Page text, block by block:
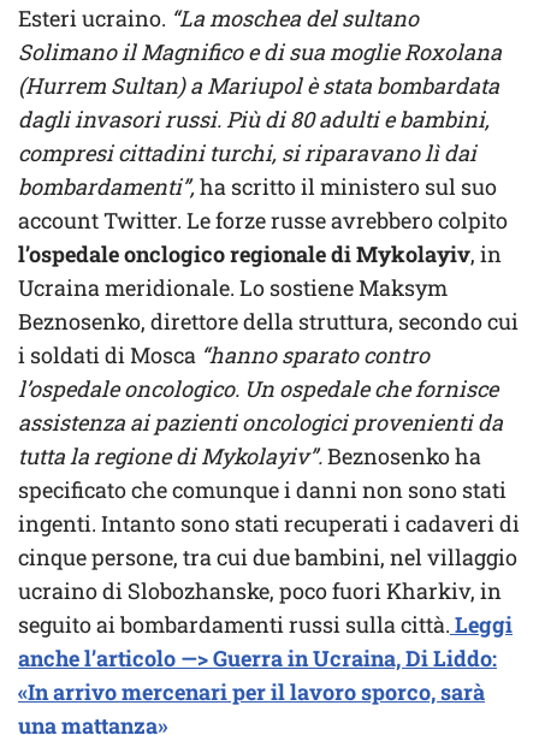
Esteri ucraino. “La moschea del sultano
Solimano il Magnifico e di sua moglie Roxolana
(Hurrem Sultan) a Mariupol è stata bombardata
dagli invasori russi. Più di 80 adulti e bambini,
compresi cittadini turchi, si riparavano lì dai
bombardamenti”,ha scritto il ministero sul suo
account Twitter. Le forze russe avrebbero colpito
l’ospedale onclogico regionale di Mykolayiv, in
Ucraina meridionale. Lo sostiene Maksym
Beznosenko, direttore della struttura, secondo cui
i soldati di Mosca “hanno sparato contro
l’ospedale oncologico. Un ospedale che fornisce
assistenza ai pazienti oncologici provenienti da
tutta la regione di Mykolayiv”.Beznosenko ha
specificato che comunque i danni non sono stati
ingenti. Intanto sono stati recuperati i cadaveri di
cinque persone, tra cui due bambini, nel villaggio
ucraino di Slobozhanske, poco fuori Kharkiv, in
seguito ai bombardamenti russi sulla città. Leggi
anche l’articolo —> Guerra in Ucraina, Di Liddo:
«In arrivo mercenari per il lavoro sporco, sarà
una mattanza»